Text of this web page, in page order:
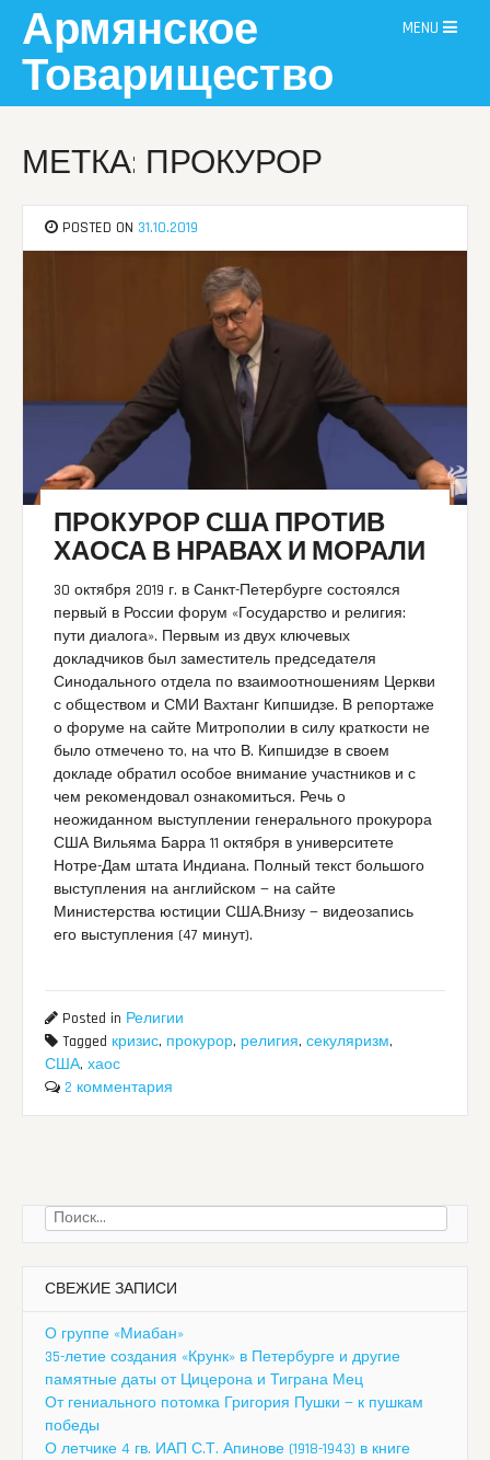
content
Армянское
Товарищество
MENU
МЕТКА: ПРОКУРОР
POSTED ON 31.10.2019
ПРОКУРОР США ПРОТИВ
ХАОСА В НРАВАХ И МОРАЛИ
30 октября 2019 г. в Санкт-Петербурге состоялся
первый в России форум «Государство и религия:
пути диалога». Первым из двух ключевых
докладчиков был заместитель председателя
Синодального отдела по взаимоотношениям Церкви
с обществом и СМИ Вахтанг Кипшидзе. В репортаже
о форуме на сайте Митрополии в силу краткости не
было отмечено то, на что В. Кипшидзе в своем
докладе обратил особое внимание участников и с
чем рекомендовал ознакомиться. Речь о
неожиданном выступлении генерального прокурора
США Вильяма Барра 11 октября в университете
Нотре-Дам штата Индиана. Полный текст большого
выступления на английском — на сайте
Министерства юстиции США.Внизу — видеозапись
его выступления (47 минут).
Posted in Религии
Tagged кризис, прокурор, религия,секуляризм,
США,хаос
2 комментария
Найти:
СВЕЖИЕ ЗАПИСИ
О группе «Миабан»
35-летие создания «Крунк» в Петербурге и другие
памятные даты от Цицерона и Тиграна Мец
От гениального потомка Григория Пушки — к пушкам
победы
О летчике 4 гв. ИАП С.Т. Апинове (1918-1943) в книге